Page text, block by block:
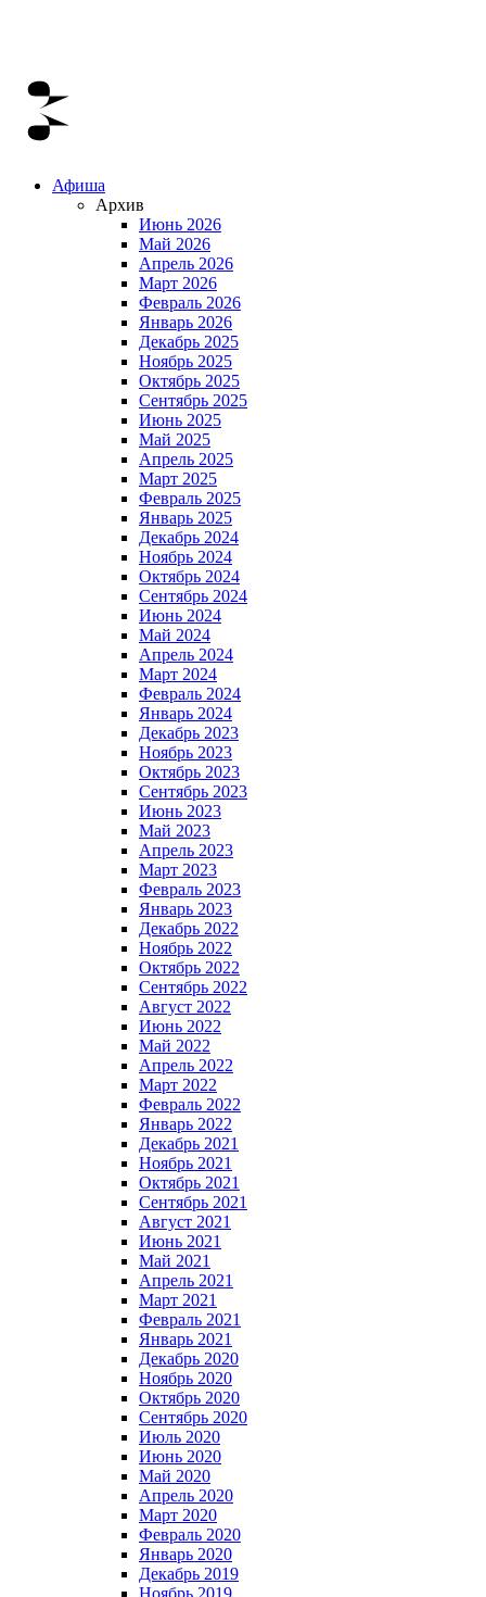
Афиша
Архив
Июнь 2026
Май 2026
Апрель 2026
Март 2026
Февраль 2026
Январь 2026
Декабрь 2025
Ноябрь 2025
Октябрь 2025
Сентябрь 2025
Июнь 2025
Май 2025
Апрель 2025
Март 2025
Февраль 2025
Январь 2025
Декабрь 2024
Ноябрь 2024
Октябрь 2024
Сентябрь 2024
Июнь 2024
Май 2024
Апрель 2024
Март 2024
Февраль 2024
Январь 2024
Декабрь 2023
Ноябрь 2023
Октябрь 2023
Сентябрь 2023
Июнь 2023
Май 2023
Апрель 2023
Март 2023
Февраль 2023
Январь 2023
Декабрь 2022
Ноябрь 2022
Октябрь 2022
Сентябрь 2022
Август 2022
Июнь 2022
Май 2022
Апрель 2022
Март 2022
Февраль 2022
Январь 2022
Декабрь 2021
Ноябрь 2021
Октябрь 2021
Сентябрь 2021
Август 2021
Июнь 2021
Май 2021
Апрель 2021
Март 2021
Февраль 2021
Январь 2021
Декабрь 2020
Ноябрь 2020
Октябрь 2020
Сентябрь 2020
Июль 2020
Июнь 2020
Май 2020
Апрель 2020
Март 2020
Февраль 2020
Январь 2020
Декабрь 2019
Ноябрь 2019